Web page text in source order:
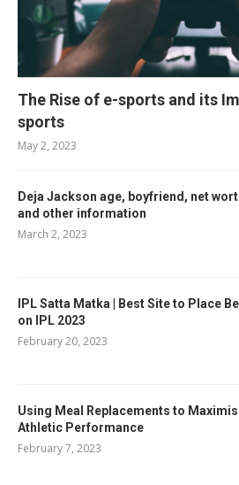
The Rise of e-sports and its
sports
May 2, 2023
Deja Jackson age, boyfriend, net
and other information
March 2, 2023
IPL Satta Matka | Best Site to Place
on IPL 2023
February 20, 2023
Using Meal Replacements to
Athletic Performance
February 7, 2023